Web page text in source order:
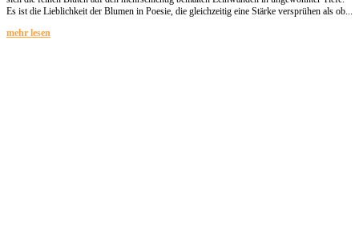
Es ist die Lieblichkeit der Blumen in Poesie, die gleichzeitig eine Stärke versprühen als ob...
mehr lesen